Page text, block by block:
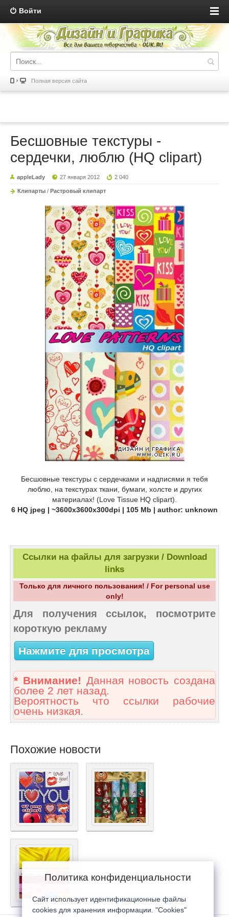
Войти
Полная версия сайта
Бесшовные текстуры -
сердечки, люблю (HQ clipart)
appleLady 27 января 2012 2 040
Клипарты / Растровый клипарт
Бесшовные текстуры с сердечками и надписями я тебя
люблю, на текстурах ткани, бумаги, холсте и других
материалах! (Love Tissue HQ clipart).
6 HQ jpeg | ~3600x3600x300dpi | 105 Mb | author: unknown
Ссылки на файлы для загрузки / Download
links
Только для личного пользования! / For personal use
only!
Для получения ссылок, посмотрите
короткую рекламу
Нажмите для просмотра
* Внимание! Данная новость создана
более 2 лет назад.
Вероятность что ссылки рабочие
очень низкая.
Похожие новости
Политика конфиденциальности
Сайт использует идентификационные файлы
cookies для хранения информации. "Cookies"